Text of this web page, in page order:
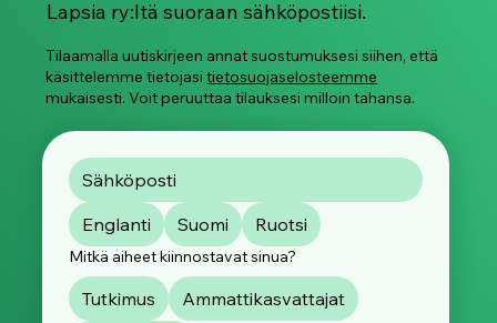
Lapsia ry:ltä suoraan sähköpostiisi.
Tilaamalla uutiskirjeen annat suostumuksesi siihen, että
käsittelemme tietojasitietosuojaselosteemme
mukaisesti. Voit peruuttaa tilauksesi milloin tahansa.
Englanti Suomi Ruotsi
Mitkä aiheet kiinnostavat sinua?
Tutkimus
Ammattikasvattajat